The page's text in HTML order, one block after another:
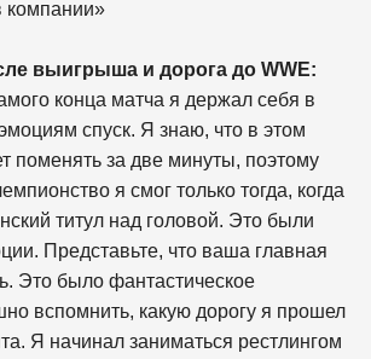
компании»
выигрыша и дорога до WWE:
конца матча я держал себя в
спуск. Я знаю, что в этом
поменять за две минуты, поэтому
я смог только тогда, когда
титул над головой. Это были
Представьте, что ваша главная
Это было фантастическое
вспомнить, какую дорогу я прошел
Я начинал заниматься рестлингом